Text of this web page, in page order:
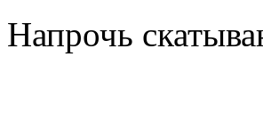
Напрочь